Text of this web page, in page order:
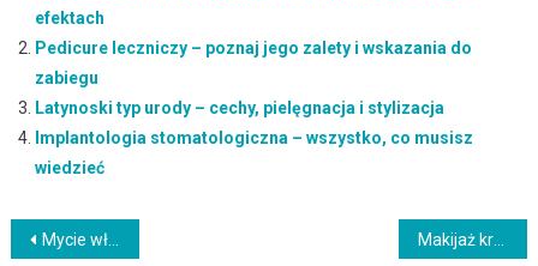
efektach
Pedicure leczniczy – poznaj jego zalety i wskazania do
zabiegu
Latynoski typ urody – cechy, pielęgnacja i stylizacja
Implantologia stomatologiczna – wszystko, co musisz
wiedzieć
Nawigacja
Mycie włosów mąką – naturalna metoda, która działa! Makijaż krok po kroku dla początkujących: proste porady